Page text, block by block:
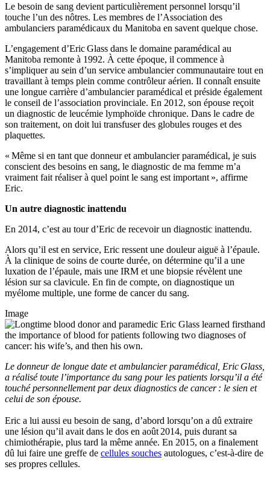
Le besoin de sang devient particulièrement personnel lorsqu’il
touche l’un des nôtres. Les membres de l’Association des
ambulanciers paramédicaux du Manitoba en savent quelque chose.
L’engagement d’Eric Glass dans le domaine paramédical au
Manitoba remonte à 1992. À cette époque, il commence à
s’impliquer au sein d’un service ambulancier communautaire tout en
travaillant à temps plein comme contrôleur aérien. Il connaît ensuite
une longue carrière d’ambulancier paramédical et préside également
le conseil de l’association provinciale. En 2012, son épouse reçoit
un diagnostic de leucémie lymphoïde chronique. Dans le cadre de
son traitement, on doit lui transfuser des globules rouges et des
plaquettes.
« Même si en tant que donneur et ambulancier paramédical, je suis
conscient des besoins en sang, le diagnostic de ma femme m’a
vraiment fait réaliser à quel point le sang est important », affirme
Eric.
Un autre diagnostic inattendu
En 2014, c’est au tour d’Eric de recevoir un diagnostic inattendu.
Alors qu’il est en service, Eric ressent une douleur aiguë à l’épaule.
À la clinique de soins de courte durée, on détermine qu’il a une
luxation de l’épaule, mais une IRM et une biopsie révèlent une
lésion sur sa clavicule. En fin de compte, on diagnostique un
myélome multiple, une forme de cancer du sang.
Image
Le donneur de longue date et ambulancier paramédical, Eric Glass,
a réalisé toute l’importance du sang pour les patients lorsqu’il a été
touché personnellement par deux diagnostics de cancer : le sien et
celui de son épouse.
Eric a lui aussi eu besoin de sang, d’abord lorsqu’on a dû extraire
une lésion qu’il avait dans le dos en août 2014, puis durant sa
chimiothérapie, plus tard la même année. En 2015, on a finalement
dû lui faire une greffe de cellules souches autologues, c’est-à-dire de
ses propres cellules.